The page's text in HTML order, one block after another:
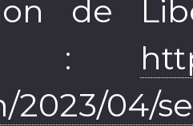
de
:
2023/04/